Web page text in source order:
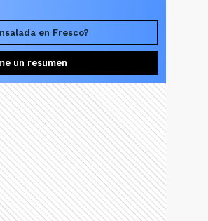
en Fresco?
un resumen